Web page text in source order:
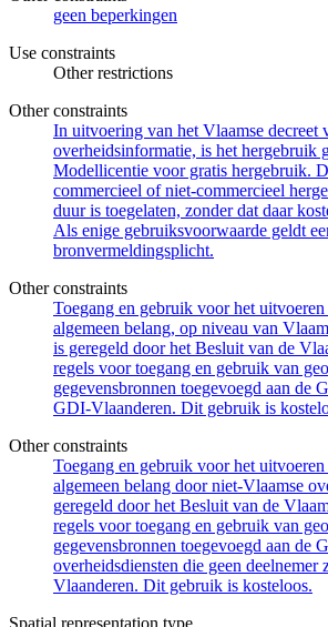
geen beperkingen
Use constraints
Other restrictions
Other constraints
In uitvoering van het Vlaamse decreet
overheidsinformatie, is het hergebruik
Modellicentie voor gratis hergebruik.
commercieel of niet-commercieel
duur is toegelaten, zonder dat daar
Als enige gebruiksvoorwaarde geldt
bronvermeldingsplicht.
Other constraints
Toegang en gebruik voor het
algemeen belang, op niveau van
is geregeld door het Besluit van de
regels voor toegang en gebruik van
gegevensbronnen toegevoegd aan de
GDI-Vlaanderen. Dit gebruik is
Other constraints
Toegang en gebruik voor het
algemeen belang door niet-Vlaamse
geregeld door het Besluit van de
regels voor toegang en gebruik van
gegevensbronnen toegevoegd aan de
overheidsdiensten die geen
Vlaanderen. Dit gebruik is kosteloos.
Spatial representation type